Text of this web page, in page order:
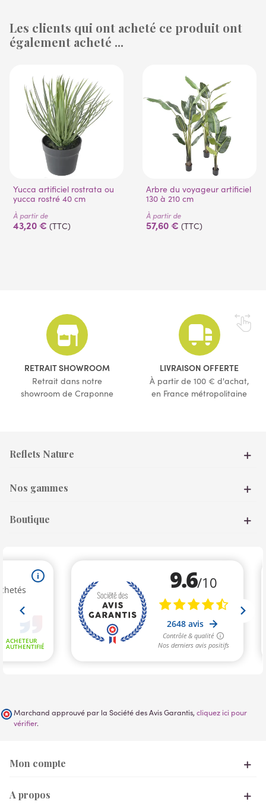
Les clients qui ont acheté ce produit ont
également acheté ...
Yucca artificiel rostrata ou
yucca rostré 40 cm
À partir de
43,20 € (TTC)
Arbre du voyageur artificiel
130 à 210 cm
À partir de
57,60 € (TTC)
RETRAIT SHOWROOM
Retrait dans notre
showroom de Craponne
LIVRAISON OFFERTE
À partir de 100 € d'achat,
en France métropolitaine
Reflets Nature
Nos gammes
Boutique
Marchand approuvé par la Société des Avis Garantis, cliquez ici pour
vérifier.
Mon compte
A propos